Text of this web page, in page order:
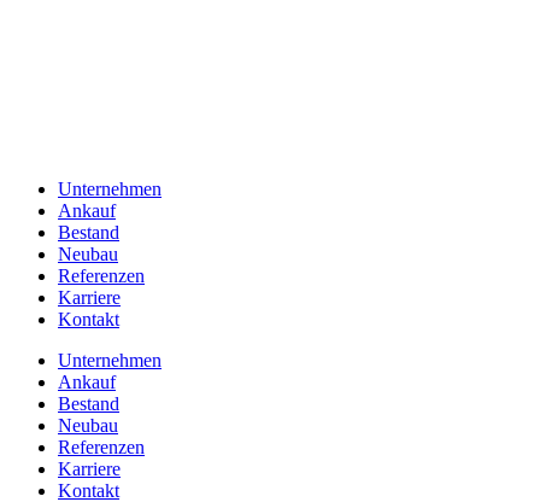
Unternehmen
Ankauf
Bestand
Neubau
Referenzen
Karriere
Kontakt
Unternehmen
Ankauf
Bestand
Neubau
Referenzen
Karriere
Kontakt